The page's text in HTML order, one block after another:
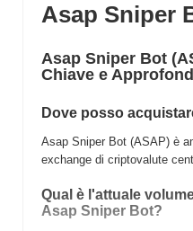
Asap Sniper
Asap Sniper Bot
Chiave e
Dove posso
Asap Sniper Bot (ASAP) è
exchange di criptovalute
Qual è l'attuale
Asap Sniper Bot?